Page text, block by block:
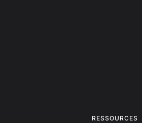
RESSOURCES